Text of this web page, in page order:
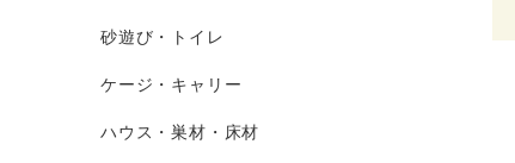
砂遊び・トイレ
ケージ・キャリー
ハウス・巣材・床材